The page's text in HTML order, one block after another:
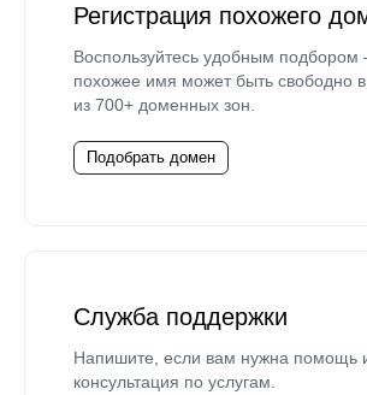
Регистрация похожего
Воспользуйтесь удобным
похожее имя может быть свободно
из 700+ доменных зон.
Подобрать домен
Служба поддержки
Напишите, если вам нужна помощь
консультация по услугам.